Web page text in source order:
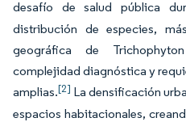
desafío de salud pública
distribución de especies,
geográfica de
complejidad diagnóstica y
amplias.[2] La densificación
espacios habitacionales,